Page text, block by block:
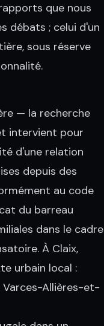
que nous
débats ; celui d'un
sous réserve
— la recherche
intervient pour
d'une relation
depuis des
au code
du barreau
dans le cadre
À Claix,
urbain local :
Varces-Allières-et-